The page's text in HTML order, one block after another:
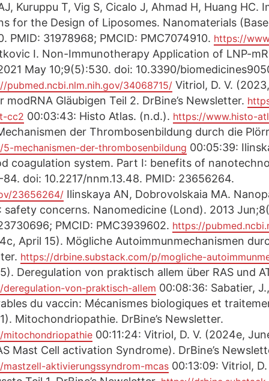
Kuruppu T, Vig S, Cicalo J, Ahmad H, Huang HC.
for the Design of Liposomes. Nanomaterials
PMID: 31978968; PMCID: PMC7074910. https://
I. Non-Immunotherapy Application of LNP-
May 10;9(5):530. doi: 10.3390/
pubmed.ncbi.nlm.nih.gov/34068715/ Vitriol, D. V.
Gläubigen Teil 2. DrBine’s Newsletter.
cc2 00:03:43: Histo Atlas. (n.d.). https://www.histo-
der Thrombosenbildung durch die
mechanismen-der-thrombosenbildung 00:05:39:
coagulation system. Part I: benefits of
doi: 10.2217/nnm.13.48. PMID: 23656264.
23656264/ Ilinskaya AN, Dobrovolskaia MA.
concerns. Nanomedicine (Lond). 2013
PMCID: PMC3939602. https://
April 15). Mögliche Autoimmunmechanismen
https://drbine.substack.com/p/mogliche-
Deregulation von praktisch allem über RAS und
von-praktisch-allem 00:08:36: Sabatier,
du vaccin: Mécanismes biologiques et
Mitochondriopathie. DrBine’s Newsletter.
00:11:24: Vitriol, D. V. (2024e,
Mast Cell activation Syndrome). DrBine’s
aktivierungssyndrom-mcas 00:13:09: Vitriol,